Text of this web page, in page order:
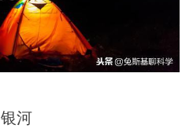
银河